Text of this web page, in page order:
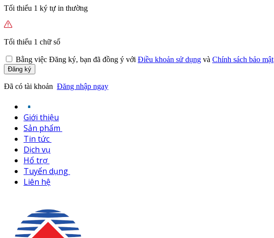
Tối thiểu 1 ký tự in thường
Tối thiểu 1 chữ số
Bằng việc Đăng ký, bạn đã đồng ý với Điều khoản sử dụng và Chính sách bảo mật
Đăng ký
Đã có tài khoản Đăng nhập ngay
Giới thiệu
Sản phẩm
Tin tức
Dịch vụ
Hổ trợ
Tuyển dụng
Liên hệ